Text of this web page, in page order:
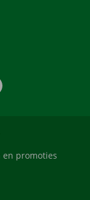
promoties